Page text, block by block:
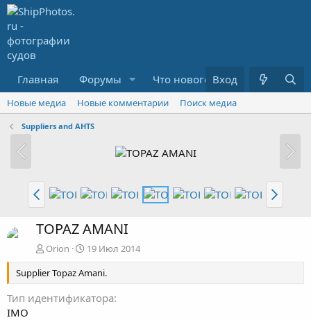
Главная Форумы Что нового? Медиа
Вход
Новые медиа Новые комментарии Поиск медиа
Suppliers and AHTS
TOPAZ AMANI
Orion
19 Июл 2014
Supplier Topaz Amani.
Тип идентификатора
IMO